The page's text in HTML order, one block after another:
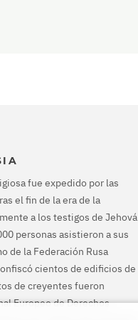
fue expedido por las
el fin de la era de la
a los testigos de Jehová
personas asistieron a sus
de la Federación Rusa
cientos de edificios de
de creyentes fueron
Europeo de Derechos